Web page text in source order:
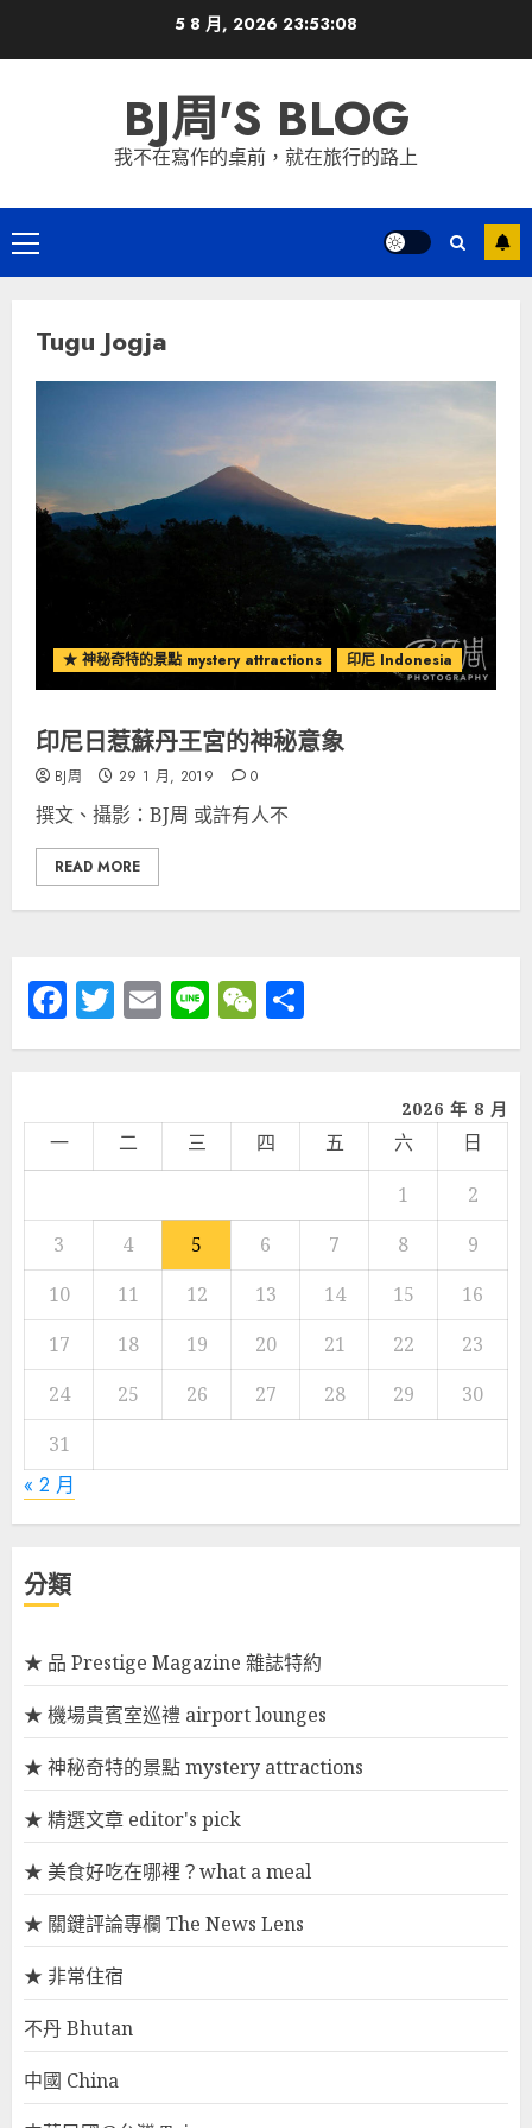
5 8 月, 2026 23:53:09
BJ周'S BLOG
我不在寫作的桌前，就在旅行的路上
Primary
Menu
Tugu Jogja
★ 神秘奇特的景點 mystery attractions 印尼 Indonesia
印尼日惹蘇丹王宮的神秘意象
BJ周 29 1 月, 2019 0
撰文、攝影：BJ周 或許有人不
READ MORE
Facebook
Twitter
Email
LineWeChat
享
2026 年 8 月
一 二 三 四 五 六
日
1
2
3
4 5 6 7 8
9
10
11 12 13 14 15
16
17
18 19 20 21 22
23
24
25 26 27 28 29
30
31
« 2 月
分類
★ 品 Prestige Magazine 雜誌特約
★ 機場貴賓室巡禮 airport lounges
★ 神秘奇特的景點 mystery attractions
★ 精選文章 editor's pick
★ 美食好吃在哪裡？what a meal
★ 關鍵評論專欄 The News Lens
★ 非常住宿
不丹 Bhutan
中國 China